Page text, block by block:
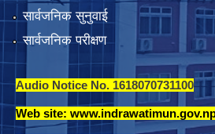
सार्वजनिक सुनुवाई
सार्वजनिक परीक्षण
Audio Notice No. 1618070731100
Web site: